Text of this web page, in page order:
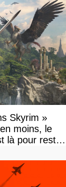
Skyrim »
moins, le
là pour rester